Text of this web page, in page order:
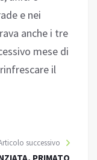
e nei
anche i tre
mese di
il
successivo
PRIMATO